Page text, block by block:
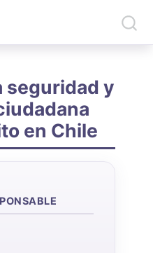
seguridad y
en Chile